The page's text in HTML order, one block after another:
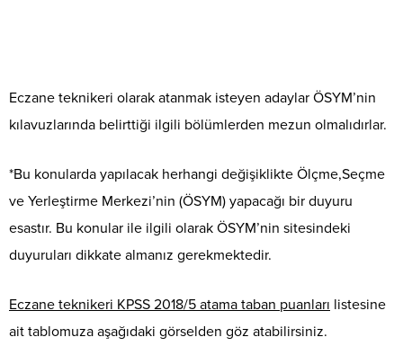
Eczane teknikeri olarak atanmak isteyen adaylar ÖSYM’nin
kılavuzlarında belirttiği ilgili bölümlerden mezun olmalıdırlar.
*Bu konularda yapılacak herhangi değişiklikte Ölçme,Seçme
ve Yerleştirme Merkezi’nin (ÖSYM) yapacağı bir duyuru
esastır. Bu konular ile ilgili olarak ÖSYM’nin sitesindeki
duyuruları dikkate almanız gerekmektedir.
Eczane teknikeri KPSS 2018/5 atama taban puanları listesine
ait tablomuza aşağıdaki görselden göz atabilirsiniz.